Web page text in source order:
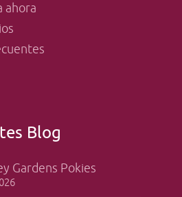
ahora
Blog
Gardens Pokies